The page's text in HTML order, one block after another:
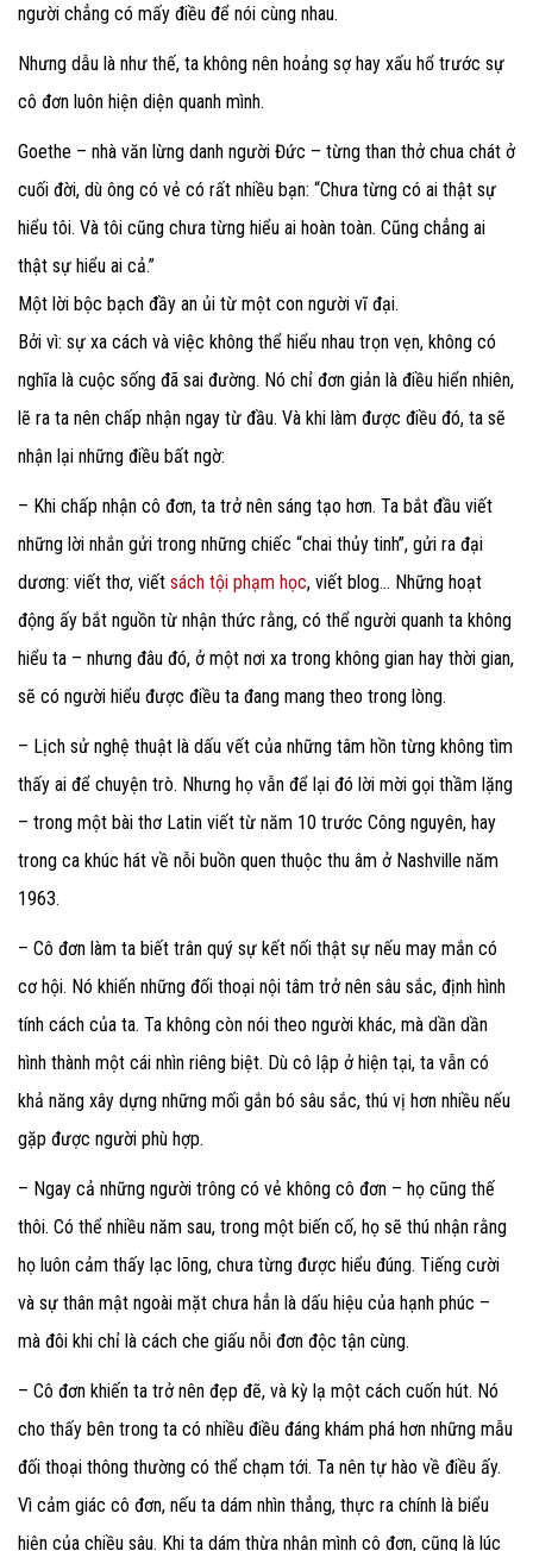
người chẳng có mấy điều để nói cùng nhau.
Nhưng dẫu là như thế, ta không nên hoảng sợ hay xấu hổ trước sự
cô đơn luôn hiện diện quanh mình.
Goethe – nhà văn lừng danh người Đức – từng than thở chua chát ở
cuối đời, dù ông có vẻ có rất nhiều bạn: “Chưa từng có ai thật sự
hiểu tôi. Và tôi cũng chưa từng hiểu ai hoàn toàn. Cũng chẳng ai
thật sự hiểu ai cả.”
Một lời bộc bạch đầy an ủi từ một con người vĩ đại.
Bởi vì: sự xa cách và việc không thể hiểu nhau trọn vẹn, không có
nghĩa là cuộc sống đã sai đường. Nó chỉ đơn giản là điều hiển nhiên,
lẽ ra ta nên chấp nhận ngay từ đầu. Và khi làm được điều đó, ta sẽ
nhận lại những điều bất ngờ:
– Khi chấp nhận cô đơn, ta trở nên sáng tạo hơn. Ta bắt đầu viết
những lời nhắn gửi trong những chiếc “chai thủy tinh”, gửi ra đại
dương: viết thơ, viết sách tội phạm học, viết blog… Những hoạt
động ấy bắt nguồn từ nhận thức rằng, có thể người quanh ta không
hiểu ta – nhưng đâu đó, ở một nơi xa trong không gian hay thời gian,
sẽ có người hiểu được điều ta đang mang theo trong lòng.
– Lịch sử nghệ thuật là dấu vết của những tâm hồn từng không tìm
thấy ai để chuyện trò. Nhưng họ vẫn để lại đó lời mời gọi thầm lặng
– trong một bài thơ Latin viết từ năm 10 trước Công nguyên, hay
trong ca khúc hát về nỗi buồn quen thuộc thu âm ở Nashville năm
1963.
– Cô đơn làm ta biết trân quý sự kết nối thật sự nếu may mắn có
cơ hội. Nó khiến những đối thoại nội tâm trở nên sâu sắc, định hình
tính cách của ta. Ta không còn nói theo người khác, mà dần dần
hình thành một cái nhìn riêng biệt. Dù cô lập ở hiện tại, ta vẫn có
khả năng xây dựng những mối gắn bó sâu sắc, thú vị hơn nhiều nếu
gặp được người phù hợp.
– Ngay cả những người trông có vẻ không cô đơn – họ cũng thế
thôi. Có thể nhiều năm sau, trong một biến cố, họ sẽ thú nhận rằng
họ luôn cảm thấy lạc lõng, chưa từng được hiểu đúng. Tiếng cười
và sự thân mật ngoài mặt chưa hẳn là dấu hiệu của hạnh phúc –
mà đôi khi chỉ là cách che giấu nỗi đơn độc tận cùng.
– Cô đơn khiến ta trở nên đẹp đẽ, và kỳ lạ một cách cuốn hút. Nó
cho thấy bên trong ta có nhiều điều đáng khám phá hơn những mẫu
đối thoại thông thường có thể chạm tới. Ta nên tự hào về điều ấy.
Vì cảm giác cô đơn, nếu ta dám nhìn thẳng, thực ra chính là biểu
hiện của chiều sâu. Khi ta dám thừa nhận mình cô đơn, cũng là lúc